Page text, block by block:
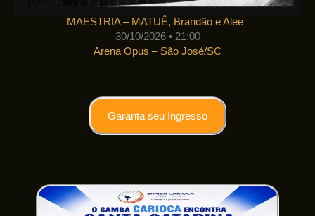
MAESTRIA – MATUÊ, Brandão e Alee
30/10/2026 • 21:00
Arena Opus – São José/SC
Garanta seu Ingresso